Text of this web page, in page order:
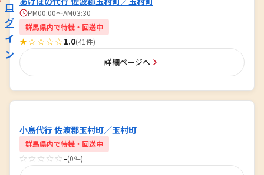
ロ
グ
イ
ン
PM00:00～AM03:30
群馬県内で待機・回送中
★☆☆☆☆1.0(41件)
詳細ページへ
小島代行 佐波郡玉村町／玉村町
群馬県内で待機・回送中
☆☆☆☆☆ -(0件)